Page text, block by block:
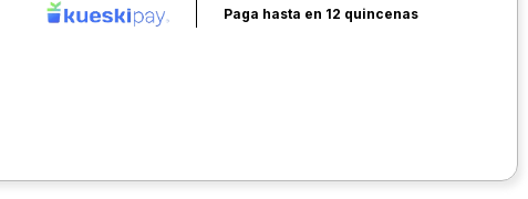
Paga hasta en 12 quincenas